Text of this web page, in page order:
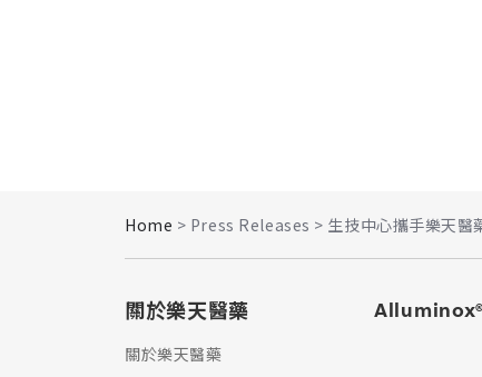
Home > Press Releases > 生技中心攜手樂天醫
關於樂天醫藥
關於樂天醫藥
Alluminox®